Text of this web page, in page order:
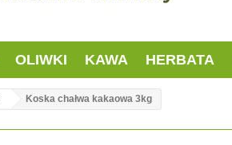
OLIWKI KAWA HERBATA
Koska chałwa kakaowa 3kg